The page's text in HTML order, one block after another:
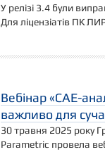
У релізі 3.4 були
Для ліцензіатів ПК
Вебінар «CAE-
важливо для
30 травня 2025 року
Parametric провела